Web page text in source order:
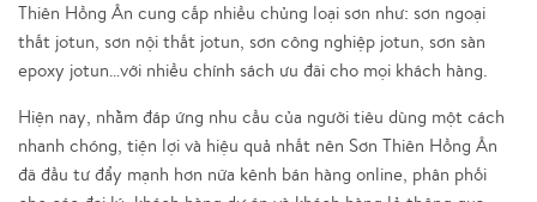
Thiên Hồng Ân cung cấp nhiều chủng loại sơn như: sơn ngoại
thất jotun, sơn nội thất jotun, sơn công nghiệp jotun, sơn sàn
epoxy jotun…với nhiều chính sách ưu đãi cho mọi khách hàng.
Hiện nay, nhằm đáp ứng nhu cầu của người tiêu dùng một cách
nhanh chóng, tiện lợi và hiệu quả nhất nên Sơn Thiên Hồng Ân
đã đầu tư đẩy mạnh hơn nữa kênh bán hàng online, phân phối